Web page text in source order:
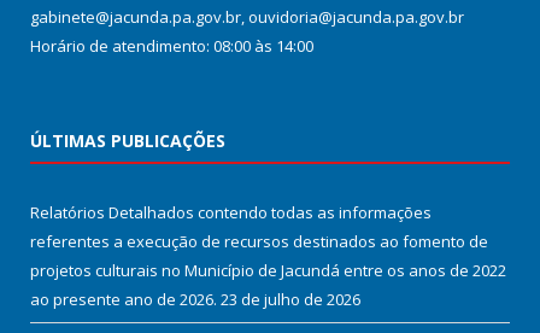
gabinete@jacunda.pa.gov.br, ouvidoria@jacunda.pa.gov.br
Horário de atendimento: 08:00 às 14:00
ÚLTIMAS PUBLICAÇÕES
Relatórios Detalhados contendo todas as informações
referentes a execução de recursos destinados ao fomento de
projetos culturais no Município de Jacundá entre os anos de 2022
ao presente ano de 2026. 23 de julho de 2026